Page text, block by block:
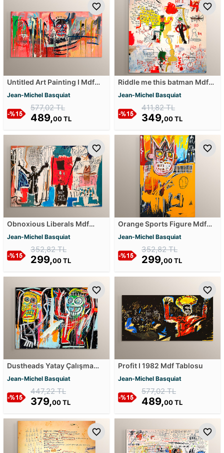
Untitled Art Painting I Mdf
Tablosu
Jean-Michel Basquiat
577,02 TL
489,00 TL
Riddle me this batman Mdf
Tablosu
Jean-Michel Basquiat
411,82 TL
349,00 TL
Obnoxious Liberals Mdf
Tablosu
Jean-Michel Basquiat
352,82 TL
299,00 TL
Orange Sports Figure Mdf
Tablosu
Jean-Michel Basquiat
352,82 TL
299,00 TL
Dustheads Yatay Çalışma
Mdf Tablosu
Jean-Michel Basquiat
447,22 TL
379,00 TL
Profit I 1982 Mdf Tablosu
Jean-Michel Basquiat
577,02 TL
489,00 TL